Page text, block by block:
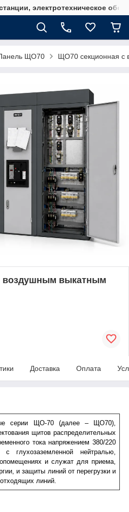
электротехническое
ЩО70 ЩО70 секционная с
воздушным выкатным
Доставка Оплата
серии ЩО-70 (далее – ЩО70),
щитов распределительных
тока напряжением 380/220
глухозаземленной нейтралью,
и служат для приема,
и защиты линий от перегрузки и
линий.